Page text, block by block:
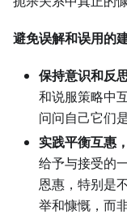
避免误解和误用的
保持意识和反
和说服策略中
问问自己它们
实践平衡互惠
给予与接受的
恩惠，特别是
举和慷慨，而